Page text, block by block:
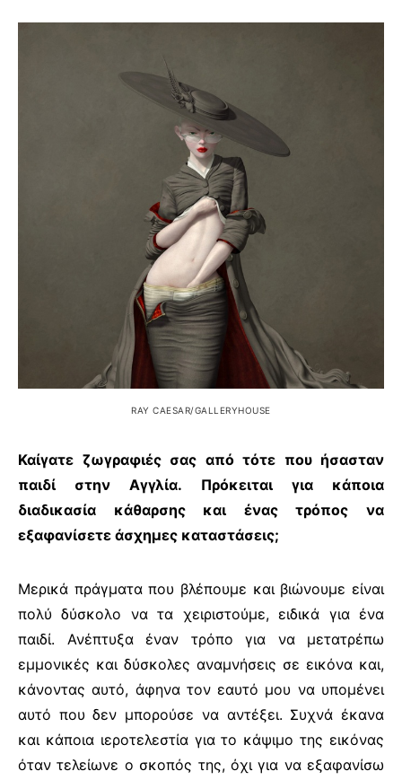
RAY CAESAR/GALLERYHOUSE
Καίγατε ζωγραφιές σας από τότε που ήσασταν
παιδί στην Αγγλία. Πρόκειται για κάποια
διαδικασία κάθαρσης και ένας τρόπος να
εξαφανίσετε άσχημες καταστάσεις;
Μερικά πράγματα που βλέπουμε και βιώνουμε είναι
πολύ δύσκολο να τα χειριστούμε, ειδικά για ένα
παιδί. Ανέπτυξα έναν τρόπο για να μετατρέπω
εμμονικές και δύσκολες αναμνήσεις σε εικόνα και,
κάνοντας αυτό, άφηνα τον εαυτό μου να υπομένει
αυτό που δεν μπορούσε να αντέξει. Συχνά έκανα
και κάποια ιεροτελεστία για το κάψιμο της εικόνας
όταν τελείωνε ο σκοπός της, όχι για να εξαφανίσω